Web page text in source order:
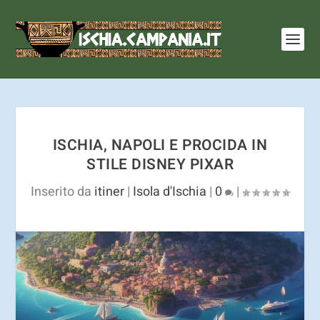
ISCHIA, NAPOLI E PROCIDA IN
STILE DISNEY PIXAR
Inserito da itiner| Isola d'Ischia | 0 |
tali servizi, accetti l'utilizzo dei cookie.
Ulteriori
informazioni
OK